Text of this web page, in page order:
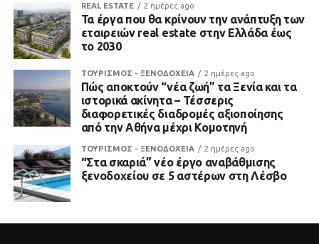
REAL ESTATE 2 ημέρες ago
Τα έργα που θα κρίνουν την ανάπτυξη των
εταιρειών real estate στην Ελλάδα έως
το 2030
ΤΟΥΡΙΣΜΟΣ - ΞΕΝΟΔΟΧΕΙΑ 2 ημέρες ago
Πώς αποκτούν “νέα ζωή” τα Ξενία και τα
ιστορικά ακίνητα – Τέσσερις
διαφορετικές διαδρομές αξιοποίησης
από την Αθήνα μέχρι Κομοτηνή
ΤΟΥΡΙΣΜΟΣ - ΞΕΝΟΔΟΧΕΙΑ 2 ημέρες ago
“Στα σκαριά” νέο έργο αναβάθμισης
ξενοδοχείου σε 5 αστέρων στη Λέσβο